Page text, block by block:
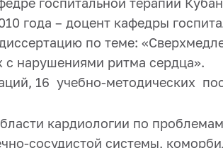
года – доцент кафедры
по теме:
с нарушениями ритма сердца».
16 учебно-методических
кардиологии по
сосудистой системы,